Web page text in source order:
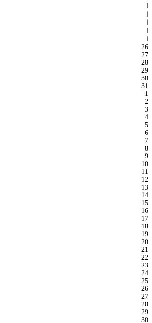
26
27
28
29
30
31
1
2
3
4
5
6
7
8
9
10
11
12
13
14
15
16
17
18
19
20
21
22
23
24
25
26
27
28
29
30